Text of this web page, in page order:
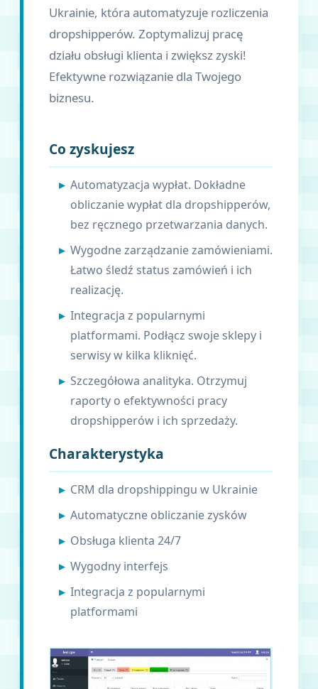
Ukrainie, która automatyzuje rozliczenia
dropshipperów. Zoptymalizuj pracę
działu obsługi klienta i zwiększ zyski!
Efektywne rozwiązanie dla Twojego
biznesu.
Co zyskujesz
Automatyzacja wypłat. Dokładne
obliczanie wypłat dla dropshipperów,
bez ręcznego przetwarzania danych.
Wygodne zarządzanie zamówieniami.
Łatwo śledź status zamówień i ich
realizację.
Integracja z popularnymi
platformami. Podłącz swoje sklepy i
serwisy w kilka kliknięć.
Szczegółowa analityka. Otrzymuj
raporty o efektywności pracy
dropshipperów i ich sprzedaży.
Charakterystyka
CRM dla dropshippingu w Ukrainie
Automatyczne obliczanie zysków
Obsługa klienta 24/7
Wygodny interfejs
Integracja z popularnymi
platformami